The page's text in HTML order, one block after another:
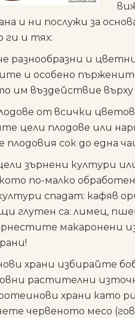
и ни послужи за
ги и тях:
разнообразни и
и особено
им въздействие върху
от всички
цели плодове или
сок до една
зърнени култури
по-малко
спадат: кафяв
глутен са: лимец,
макаронени
храни избирайте
растителни
храни като
червеното месо